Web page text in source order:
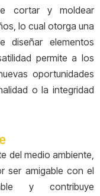
cortar y moldear
lo cual otorga una
diseñar elementos
permite a los
oportunidades
o la integridad
del medio ambiente,
ser amigable con el
y contribuye